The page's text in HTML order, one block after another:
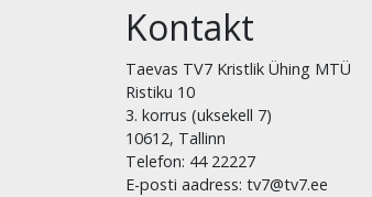
Kontakt
Taevas TV7 Kristlik Ühing MTÜ
Ristiku 10
3. korrus (uksekell 7)
10612, Tallinn
Telefon: 44 22227
E-posti aadress: tv7@tv7.ee